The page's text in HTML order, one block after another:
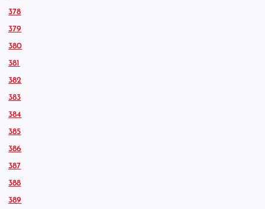
378
379
380
381
382
383
384
385
386
387
388
389